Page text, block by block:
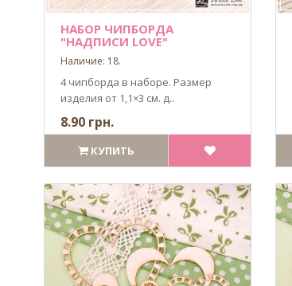
НАБОР ЧИПБОРДА
"НАДПИСИ LOVE"
Наличие: 18.
4 чипборда в наборе. Размер
изделия от 1,1×3 см. д..
8.90 грн.
КУПИТЬ